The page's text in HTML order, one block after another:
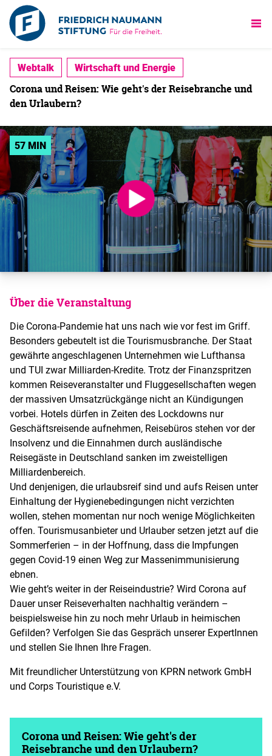
Webtalk Wirtschaft und Energie
Corona und Reisen: Wie geht's der Reisebranche und
den Urlaubern?
57 MIN
Über die Veranstaltung
Die Corona-Pandemie hat uns nach wie vor fest im Griff.
Besonders gebeutelt ist die Tourismusbranche. Der Staat
gewährte angeschlagenen Unternehmen wie Lufthansa
und TUI zwar Milliarden-Kredite. Trotz der Finanzspritzen
kommen Reiseveranstalter und Fluggesellschaften wegen
der massiven Umsatzrückgänge nicht an Kündigungen
vorbei. Hotels dürfen in Zeiten des Lockdowns nur
Geschäftsreisende aufnehmen, Reisebüros stehen vor der
Insolvenz und die Einnahmen durch ausländische
Reisegäste in Deutschland sanken im zweistelligen
Milliardenbereich.
Und denjenigen, die urlaubsreif sind und aufs Reisen unter
Einhaltung der Hygienebedingungen nicht verzichten
wollen, stehen momentan nur noch wenige Möglichkeiten
offen. Tourismusanbieter und Urlauber setzen jetzt auf die
Sommerferien – in der Hoffnung, dass die Impfungen
gegen Covid-19 einen Weg zur Massenimmunisierung
ebnen.
Wie geht’s weiter in der Reiseindustrie? Wird Corona auf
Dauer unser Reiseverhalten nachhaltig verändern –
beispielsweise hin zu noch mehr Urlaub in heimischen
Gefilden? Verfolgen Sie das Gespräch unserer ExpertInnen
und stellen Sie Ihnen Ihre Fragen.
Mit freundlicher Unterstützung von KPRN network GmbH
und Corps Touristique e.V.
Corona und Reisen: Wie geht's der
Reisebranche und den Urlaubern?